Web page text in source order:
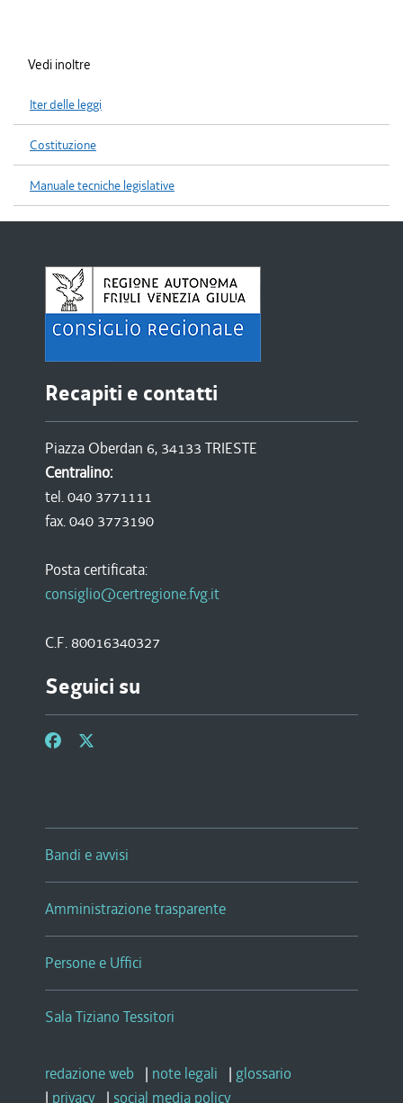
Vedi inoltre
Iter delle leggi
Costituzione
Manuale tecniche legislative
Recapiti e contatti
Piazza Oberdan 6, 34133 TRIESTE
Centralino:
tel. 040 3771111
fax. 040 3773190
Posta certificata:
consiglio@certregione.fvg.it
C.F. 80016340327
Seguici su
Bandi e avvisi
Amministrazione trasparente
Persone e Uffici
Sala Tiziano Tessitori
redazione web | note legali | glossario
| privacy | social media policy